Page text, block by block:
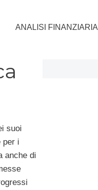
ANALISI FINANZIARIA
suoi
per i
anche di